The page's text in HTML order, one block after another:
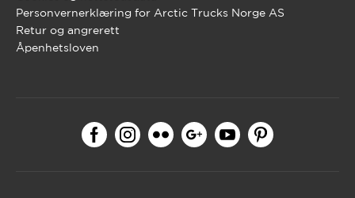
Personvernerklæring for Arctic Trucks Norge AS
Retur og angrerett
Åpenhetsloven